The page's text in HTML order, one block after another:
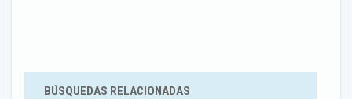
BÚSQUEDAS RELACIONADAS